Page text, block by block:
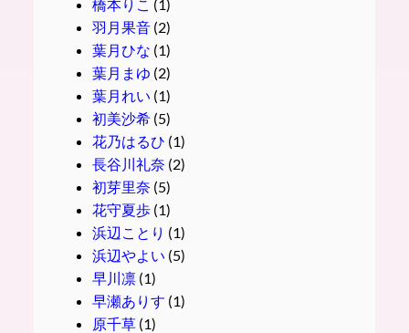
橋本りこ (1)
羽月果音(2)
葉月ひな (1)
葉月まゆ (2)
葉月れい (1)
初美沙希(5)
花乃はるひ (1)
長谷川礼奈 (2)
初芽里奈 (5)
花守夏歩(1)
浜辺ことり (1)
浜辺やよい (5)
早川凛(1)
早瀬ありす (1)
原千草 (1)